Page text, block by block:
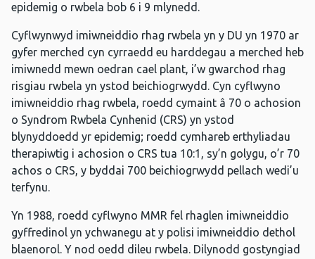
epidemig o rwbela bob 6 i 9 mlynedd.
Cyflwynwyd imiwneiddio rhag rwbela yn y DU yn 1970 ar
gyfer merched cyn cyrraedd eu harddegau a merched heb
imiwnedd mewn oedran cael plant, i’w gwarchod rhag
risgiau rwbela yn ystod beichiogrwydd. Cyn cyflwyno
imiwneiddio rhag rwbela, roedd cymaint â 70 o achosion
o Syndrom Rwbela Cynhenid ​​(CRS) yn ystod
blynyddoedd yr epidemig; roedd cymhareb erthyliadau
therapiwtig i achosion o CRS tua 10:1, sy’n golygu, o’r 70
achos o CRS, y byddai 700 beichiogrwydd pellach wedi’u
terfynu.
Yn 1988, roedd cyflwyno MMR fel rhaglen imiwneiddio
gyffredinol yn ychwanegu at y polisi imiwneiddio dethol
blaenorol. Y nod oedd dileu rwbela. Dilynodd gostyngiad